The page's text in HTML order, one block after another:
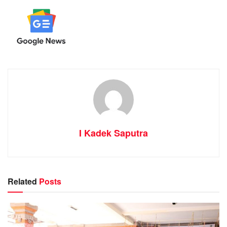
I Kadek Saputra
Related Posts